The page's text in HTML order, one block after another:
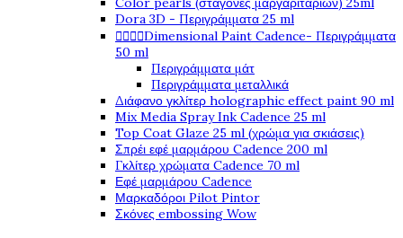
Dora 3D - Περιγράμματα 25 ml
Dimensional Paint Cadence- Περιγράμματα
50 ml
Περιγράμματα μάτ
Περιγράμματα μεταλλικά
Διάφανο γκλίτερ holographic effect paint 90 ml
Mix Media Spray Ink Cadence 25 ml
Top Coat Glaze 25 ml (χρώμα για σκιάσεις)
Σπρέι εφέ μαρμάρου Cadence 200 ml
Γκλίτερ χρώματα Cadence 70 ml
Εφέ μαρμάρου Cadence
Μαρκαδόροι Pilot Pintor
Σκόνες embossing Wow